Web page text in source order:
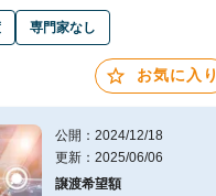
専門家なし
お気に入り
公開：2024/12/18
更新：2025/06/06
譲渡希望額